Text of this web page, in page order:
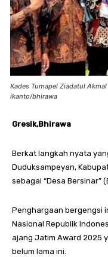
Kades Tumapel Ziadatul
ikanto/bhirawa
Gresik,Bhirawa
Berkat langkah nyata
Duduksampeyan,
sebagai “Desa Bersinar”
Penghargaan bergengsi
Nasional Republik
ajang Jatim Award 2025
belum lama ini.